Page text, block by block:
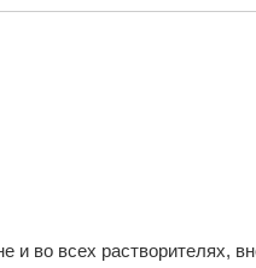
и во всех растворителях,